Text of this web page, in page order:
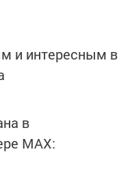
и интересным в
в
MАХ: